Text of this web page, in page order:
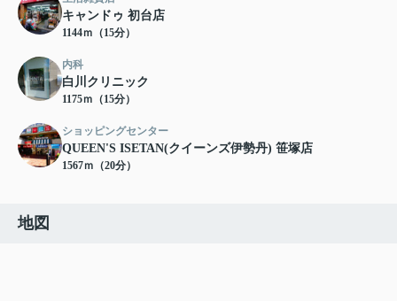
キャンドゥ 初台店
1144ｍ（15分）
内科
白川クリニック
1175ｍ（15分）
ショッピングセンター
QUEEN'S ISETAN(クイーンズ伊勢丹) 笹塚店
1567ｍ（20分）
地図